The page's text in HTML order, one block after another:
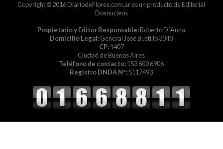
Copyright © 2016 DiariodeFlores.com.ar es un producto de Editorial
Dosnucleos
Propietario y Editor Responsable:Roberto D´Anna
Domicilio Legal:General José Bustillo 3348
CP:1407
Ciudad de Buenos Aires
Teléfono de contacto:153 600 6906
Registro DNDA Nº:5117493